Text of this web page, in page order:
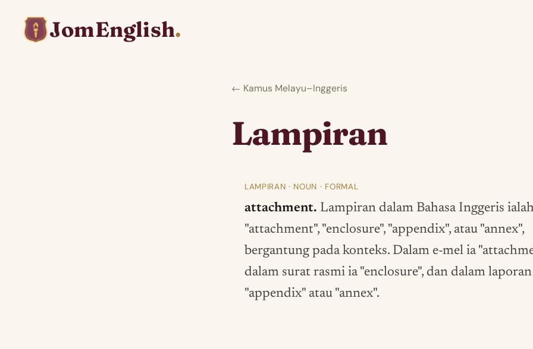
JomEnglish.
← Kamus Melayu–Inggeris
Lampiran
LAMPIRAN · NOUN · FORMAL
attachment. Lampiran dalam Bahasa Inggeris
"attachment", "enclosure", "appendix", atau "annex",
bergantung pada konteks. Dalam e-mel ia
dalam surat rasmi ia "enclosure", dan dalam
"appendix" atau "annex".